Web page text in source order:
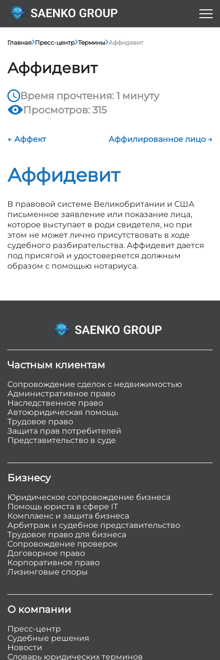
Главная Пресс-центр Термины Аффидевит
Аффидевит
Время прочтения: 1 минуту
Просмотров: 315
← Аффект Аффилированное лицо →
Аффидевит
В правовой системе Великобритании и США
письменное заявление или показание лица,
которое выступает в роди свидетеля, но при
этом не может лично присутствовать в ходе
судебного разбирательства. Аффидевит дается
под присягой и удостоверяется должным
образом с помощью нотариуса.
Частным клиентам
Сопровождение сделок с недвижимостью
Административное право
Наследственное право
Автоюридическая помощь
Трудовое право
Защита прав потребителей
Представительство в суде
Бизнесу
Юридическое сопровождение бизнеса
Помощь юриста в сфере IT
Комплаенс и защита бизнеса
Арбитраж и судебное представительство
Трудовое право для бизнеса
Сопровождение проверок
Договорное право
Корпоративное право
Лизинговые споры
О компании
Пресс-центр
Судебные решения
Новости
Словарь юридических терминов